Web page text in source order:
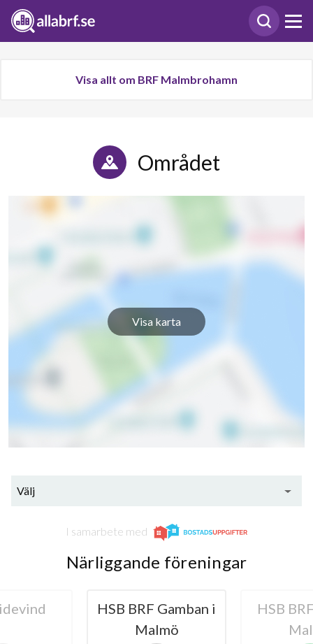
Visa allt om BRF Malmbrohamn
Området
Visa karta
Välj
I samarbete med
Närliggande föreningar
HSB BRF Gamban i
HSB BRF Pukan i